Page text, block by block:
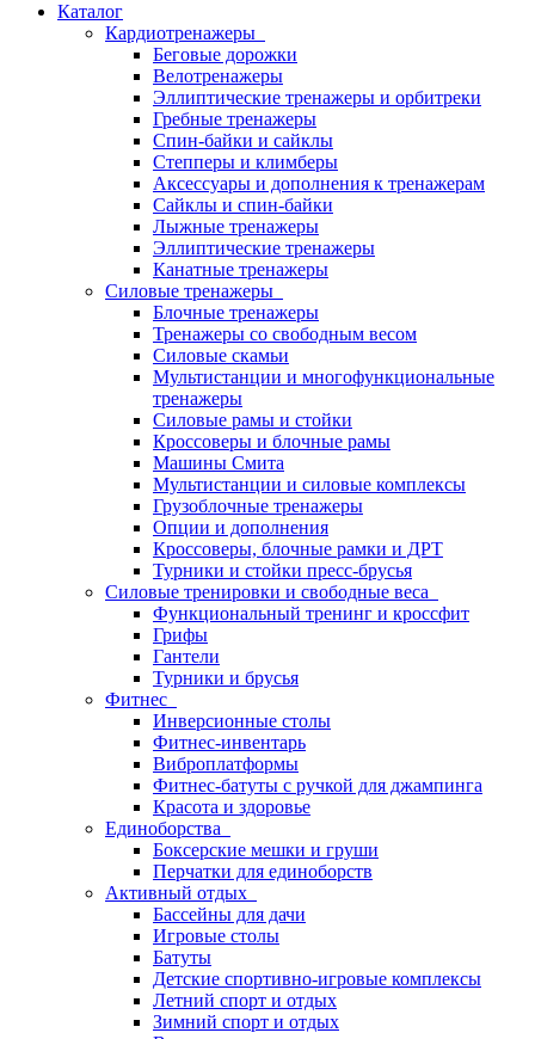
Каталог
Кардиотренажеры
Беговые дорожки
Велотренажеры
Эллиптические тренажеры и орбитреки
Гребные тренажеры
Спин-байки и сайклы
Степперы и климберы
Аксессуары и дополнения к тренажерам
Сайклы и спин-байки
Лыжные тренажеры
Эллиптические тренажеры
Канатные тренажеры
Силовые тренажеры
Блочные тренажеры
Тренажеры со свободным весом
Силовые скамьи
Мультистанции и многофункциональные
тренажеры
Силовые рамы и стойки
Кроссоверы и блочные рамы
Машины Смита
Мультистанции и силовые комплексы
Грузоблочные тренажеры
Опции и дополнения
Кроссоверы, блочные рамки и ДРТ
Турники и стойки пресс-брусья
Силовые тренировки и свободные веса
Функциональный тренинг и кроссфит
Грифы
Гантели
Турники и брусья
Фитнес
Инверсионные столы
Фитнес-инвентарь
Виброплатформы
Фитнес-батуты с ручкой для джампинга
Красота и здоровье
Единоборства
Боксерские мешки и груши
Перчатки для единоборств
Активный отдых
Бассейны для дачи
Игровые столы
Батуты
Детские спортивно-игровые комплексы
Летний спорт и отдых
Зимний спорт и отдых